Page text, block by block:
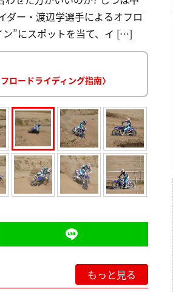
ダー・渡辺学選手によるオフロ
ン”にスポットを当て、イ […]
ロードライディング指南〉
もっと見る